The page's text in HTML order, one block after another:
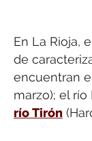
En La Rioja,
de
encuentran
marzo); el río
río Tirón